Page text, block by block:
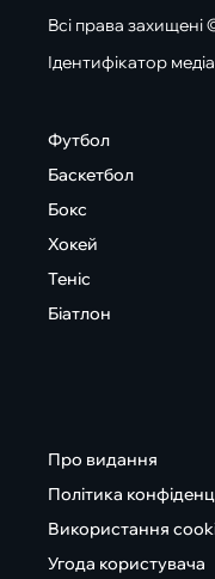
Всі права
Ідентифікатор
Футбол
Баскетбол
Бокс
Хокей
Теніс
Біатлон
Про видання
Політика
Використання
Угода користувача